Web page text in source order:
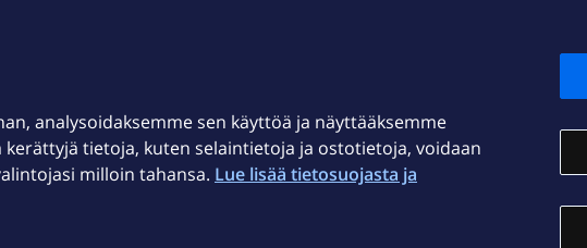
Kuuluvuuskartta
Asiakastiedotteet
OmaElisa-sovellus
analysoidaksemme sen käyttöä ja näyttääksemme
tietoja, kuten selaintietoja ja ostotietoja, voidaan
milloin tahansa. Lue lisää tietosuojasta ja